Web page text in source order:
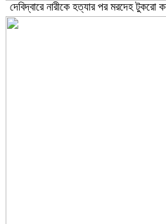
দেবিদ্বারে নারীকে হত্যার পর মরদেহ